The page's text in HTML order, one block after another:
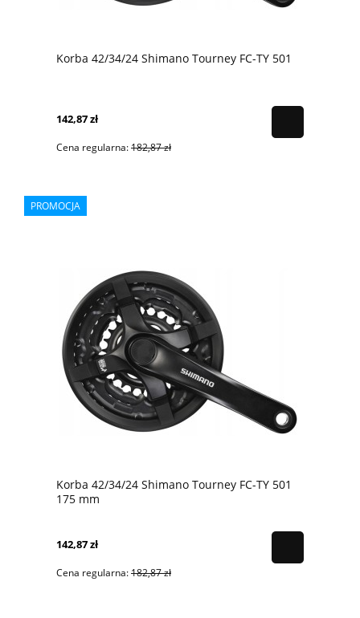
Korba 42/34/24 Shimano Tourney FC-TY 501
142,87 zł
Cena regularna:182,87 zł
Korba 42/34/24 Shimano Tourney FC-TY 501
175 mm
142,87 zł
Cena regularna:182,87 zł
PROMOCJA